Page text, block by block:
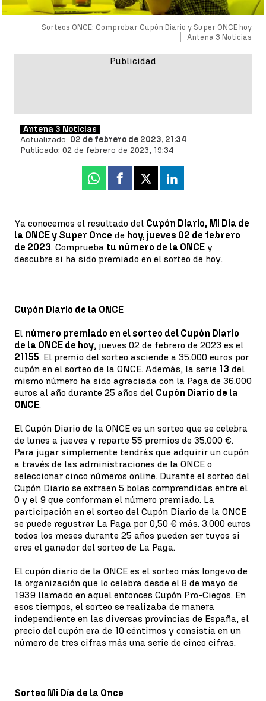
Sorteos ONCE: Comprobar Cupón Diario y Super ONCE hoy
Antena 3 Noticias
Antena 3 Noticias
Actualizado: 02 de febrero de 2023, 21:34
Publicado: 02 de febrero de 2023, 19:34
Whatsapp
Facebook
X Linkedin
Ya conocemos el resultado del Cupón Diario, Mi Día de
la ONCE y Super Once de hoy, jueves 02 de febrero
de 2023. Comprueba tu número de la ONCE y
descubre si ha sido premiado en el sorteo de hoy.
Cupón Diario de la ONCE
El número premiado en el sorteo del Cupón Diario
de la ONCE de hoy, jueves 02 de febrero de 2023 es el
21155. El premio del sorteo asciende a 35.000 euros por
cupón en el sorteo de la ONCE. Además, la serie 13 del
mismo número ha sido agraciada con la Paga de 36.000
euros al año durante 25 años del Cupón Diario de la
ONCE.
El Cupón Diario de la ONCE es un sorteo que se celebra
de lunes a jueves y reparte 55 premios de 35.000 €.
Para jugar simplemente tendrás que adquirir un cupón
a través de las administraciones de la ONCE o
seleccionar cinco números online. Durante el sorteo del
Cupón Diario se extraen 5 bolas comprendidas entre el
0 y el 9 que conforman el número premiado. La
participación en el sorteo del Cupón Diario de la ONCE
se puede regustrar La Paga por 0,50 € más. 3.000 euros
todos los meses durante 25 años pueden ser tuyos si
eres el ganador del sorteo de La Paga.
El cupón diario de la ONCE es el sorteo más longevo de
la organización que lo celebra desde el 8 de mayo de
1939 llamado en aquel entonces Cupón Pro-Ciegos. En
esos tiempos, el sorteo se realizaba de manera
independiente en las diversas provincias de España, el
precio del cupón era de 10 céntimos y consistía en un
número de tres cifras más una serie de cinco cifras.
Sorteo Mi Día de la Once